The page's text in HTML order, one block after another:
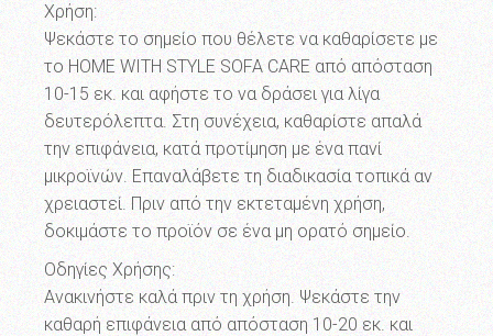
Χρήση:
Ψεκάστε το σημείο που θέλετε να καθαρίσετε με
το HOME WITH STYLE SOFA CARE από απόσταση
10-15 εκ. και αφήστε το να δράσει για λίγα
δευτερόλεπτα. Στη συνέχεια, καθαρίστε απαλά
την επιφάνεια, κατά προτίμηση με ένα πανί
μικροϊνών. Επαναλάβετε τη διαδικασία τοπικά αν
χρειαστεί. Πριν από την εκτεταμένη χρήση,
δοκιμάστε το προϊόν σε ένα μη ορατό σημείο.
Οδηγίες Χρήσης:
Ανακινήστε καλά πριν τη χρήση. Ψεκάστε την
καθαρή επιφάνεια από απόσταση 10-20 εκ. και